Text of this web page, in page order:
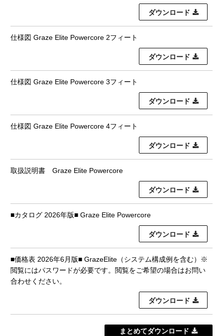
ダウンロード
仕様図 Graze Elite Powercore 2フィート
ダウンロード
仕様図 Graze Elite Powercore 3フィート
ダウンロード
仕様図 Graze Elite Powercore 4フィート
ダウンロード
取扱説明書 Graze Elite Powercore
ダウンロード
■カタログ 2026年版■ Graze Elite Powercore
ダウンロード
■価格表 2026年6月版■ GrazeElite（システム構成例を含む）※
閲覧にはパスワードが必要です。閲覧をご希望の場合はお問い
合わせください。
ダウンロード
まとめてダウンロード